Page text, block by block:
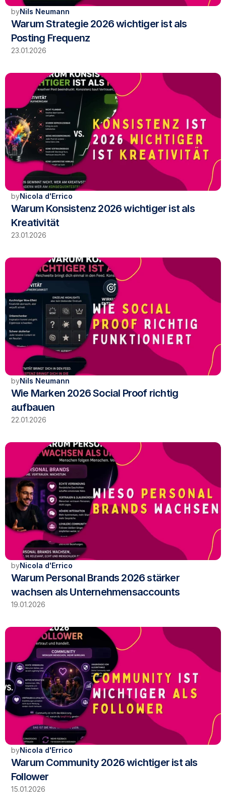
byNils Neumann
Warum Strategie 2026 wichtiger ist als
Posting Frequenz
23.01.2026
byNicola d'Errico
Warum Konsistenz 2026 wichtiger ist als
Kreativität
23.01.2026
byNils Neumann
Wie Marken 2026 Social Proof richtig
aufbauen
22.01.2026
byNicola d'Errico
Warum Personal Brands 2026 stärker
wachsen als Unternehmensaccounts
19.01.2026
byNicola d'Errico
Warum Community 2026 wichtiger ist als
Follower
15.01.2026